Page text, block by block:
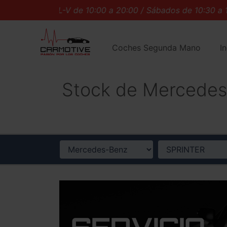
L-V de 10:00 a 20:00 / Sábados de 10:30 a
Coches Segunda Mano
Stock de